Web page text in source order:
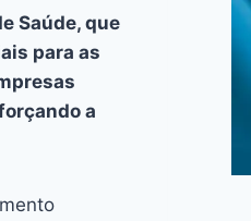
Saúde, que
para as
a